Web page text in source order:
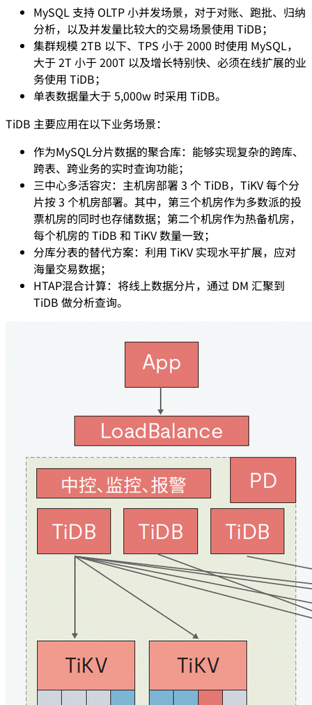
MySQL 支持 OLTP 小并发场景，对于对账、跑批、归纳
分析，以及并发量比较大的交易场景使用 TiDB；
集群规模 2TB 以下、TPS 小于 2000 时使用 MySQL，
大于 2T 小于 200T 以及增长特别快、必须在线扩展的业
务使用 TiDB；
单表数据量大于 5,000w 时采用 TiDB。
TiDB 主要应用在以下业务场景：
作为MySQL分片数据的聚合库：能够实现复杂的跨库、
跨表、跨业务的实时查询功能；
三中心多活容灾：主机房部署 3 个 TiDB，TiKV 每个分
片按 3 个机房部署。其中，第三个机房作为多数派的投
票机房的同时也存储数据；第二个机房作为热备机房，
每个机房的 TiDB 和 TiKV 数量一致；
分库分表的替代方案：利用 TiKV 实现水平扩展，应对
海量交易数据；
HTAP混合计算：将线上数据分片，通过 DM 汇聚到
TiDB 做分析查询。